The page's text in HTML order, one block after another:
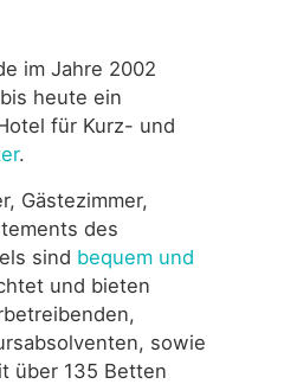
im Jahre 2002
heute ein
für Kurz- und
.
Gästezimmer,
des
sind bequem und
und bieten
sowie
über 135 Betten